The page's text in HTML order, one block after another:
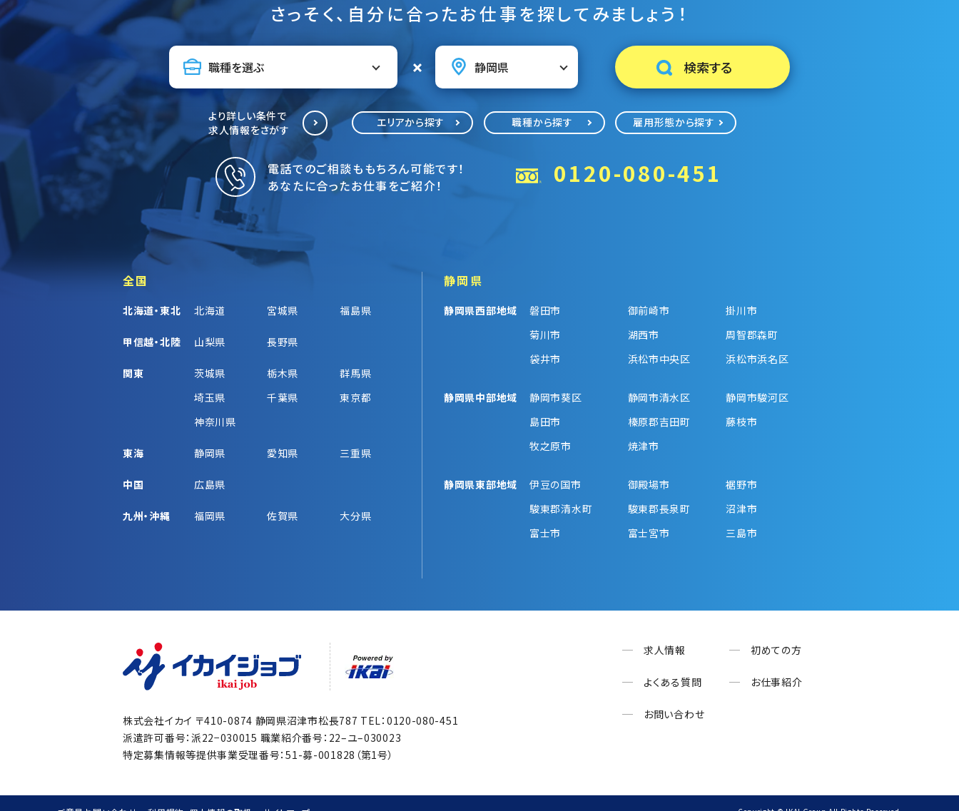
さっそく、自分に合ったお仕事を探してみましょう！
より詳しい条件で
求人情報をさがす
エリアから探す 職種から探す 雇用形態から探す
電話でのご相談ももちろん可能です！
あなたに合ったお仕事をご紹介！
0120-080-451
全国
北海道・東北 北海道 宮城県 福島県
甲信越・北陸 山梨県 長野県
関東 茨城県 栃木県
群馬県
埼玉県
千葉県
東京都
神奈川県
東海 静岡県 愛知県 三重県
中国 広島県
九州・沖縄 福岡県 佐賀県 大分県
静岡県
静岡県西部地域 磐田市 御前崎市
掛川市
菊川市
湖西市
周智郡森町
袋井市
浜松市中央区 浜松市浜名区
静岡県中部地域 静岡市葵区 静岡市清水区
静岡市駿河区
島田市
榛原郡吉田町
藤枝市
牧之原市
焼津市
静岡県東部地域 伊豆の国市 御殿場市
裾野市
駿東郡清水町
駿東郡長泉町
沼津市
富士市
富士宮市 三島市
株式会社イカイ 〒410-0874 静岡県沼津市松長787 TEL：0120-080-451
派遣許可番号：派22−030015 職業紹介番号：22–ユ–030023
特定募集情報等提供事業受理番号：51-募-001828（第1号）
求人情報 初めての方
よくある質問 お仕事紹介
お問い合わせ